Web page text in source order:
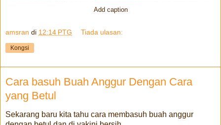
Add caption
amsran di 12:14 PTG Tiada ulasan:
Kongsi
Cara basuh Buah Anggur Dengan Cara
yang Betul
Sekarang baru kita tahu cara membasuh buah anggur